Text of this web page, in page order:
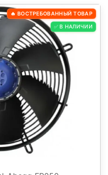
🔥 ВОСТРЕБОВАННЫЙ ТОВАР
✅ В НАЛИЧИИ